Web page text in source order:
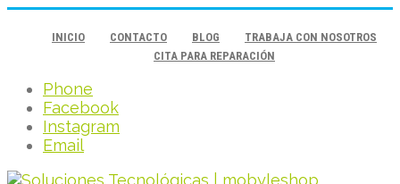
INICIO CONTACTO BLOG
TRABAJA CON NOSOTROS
CITA PARA REPARACIÓN
Phone
Facebook
Instagram
Email